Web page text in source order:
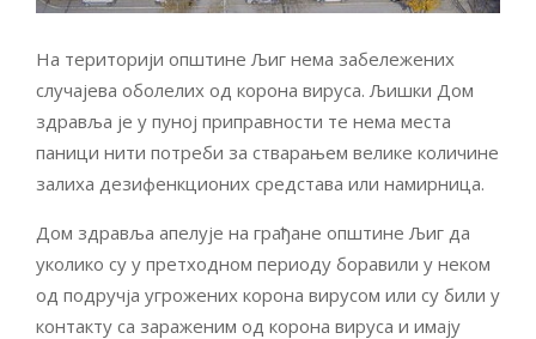
На територији општине Љиг нема забележених
случајева оболелих од корона вируса. Љишки Дом
здравља је у пуној приправности те нема места
паници нити потреби за стварањем велике количине
залиха дезифенкционих средстава или намирница.
Дом здравља апелује на грађане општине Љиг да
уколико су у претходном периоду боравили у неком
од подручја угрожених корона вирусом или су били у
контакту са зараженим од корона вируса и имају